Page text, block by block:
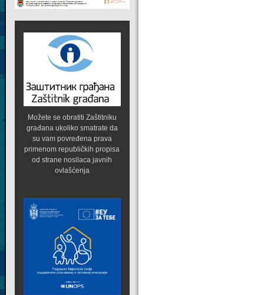
Možete se obratiti Zaštitniku
građana ukoliko smatrate da
su vam povređena prava
primenom republičkih propisa
od strane nosilaca javnih
ovlašćenja